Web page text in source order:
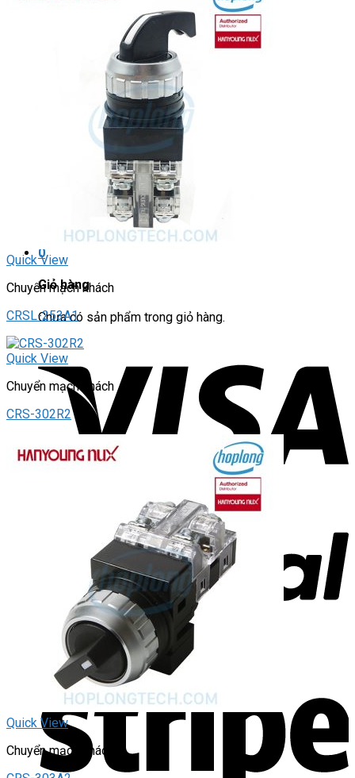
DRIVER / MOTOR STEP
Đèn báo quay
Đèn báo panel tròn
Đèn báo tháp
Đèn báo khác
CHUYỂN MẠCH / NÚT NHẤN
Chuyển mạch có khóa
Công tắc dừng khẩn
Nút nhấn
Phích cắm / Ổ cắm / Công tắc
0
Giỏ hàng
Chưa có sản phẩm trong giỏ hàng.
Quick View
Chuyển mạch khách
CRSL-253A1
Quick View
Chuyển mạch khách
CRS-302R2
Quick View
Chuyển mạch khách